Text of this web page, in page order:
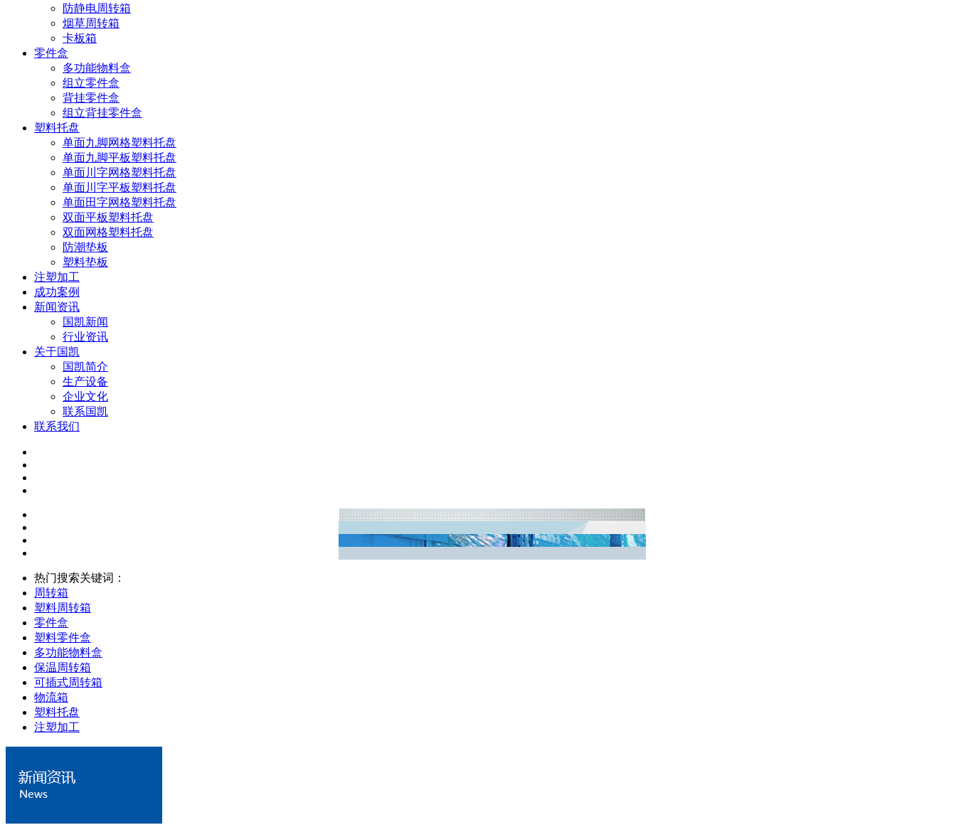
防静电周转箱
烟草周转箱
卡板箱
零件盒
多功能物料盒
组立零件盒
背挂零件盒
组立背挂零件盒
塑料托盘
单面九脚网格塑料托盘
单面九脚平板塑料托盘
单面川字网格塑料托盘
单面川字平板塑料托盘
单面田字网格塑料托盘
双面平板塑料托盘
双面网格塑料托盘
防潮垫板
塑料垫板
注塑加工
成功案例
新闻资讯
国凯新闻
行业资讯
关于国凯
国凯简介
生产设备
企业文化
联系国凯
联系我们
热门搜索关键词：
周转箱
塑料周转箱
零件盒
塑料零件盒
多功能物料盒
保温周转箱
可插式周转箱
物流箱
塑料托盘
注塑加工